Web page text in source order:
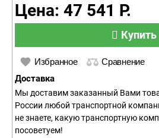
Цена: 47 541 Р.
Купить
Избранное Сравнение
Доставка
Мы доставим заказанный Вами
России любой транспортной
не знаете, какую транспортную
посоветуем!